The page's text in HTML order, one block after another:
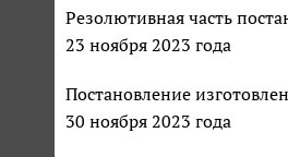
Резолютивная часть
23 ноября 2023 года
Постановление
30 ноября 2023 года